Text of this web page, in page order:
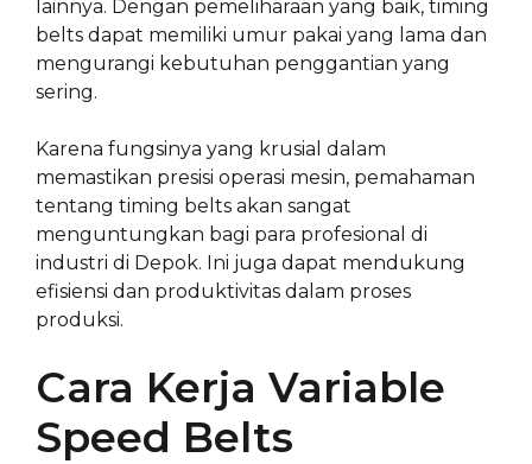
lainnya. Dengan pemeliharaan yang baik, timing
belts dapat memiliki umur pakai yang lama dan
mengurangi kebutuhan penggantian yang
sering.
Karena fungsinya yang krusial dalam
memastikan presisi operasi mesin, pemahaman
tentang timing belts akan sangat
menguntungkan bagi para profesional di
industri di Depok. Ini juga dapat mendukung
efisiensi dan produktivitas dalam proses
produksi.
Cara Kerja Variable
Speed Belts